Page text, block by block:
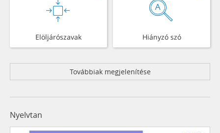
Elöljárószavak Hiányzó szó
Továbbiak megjelenítése
Nyelvtan